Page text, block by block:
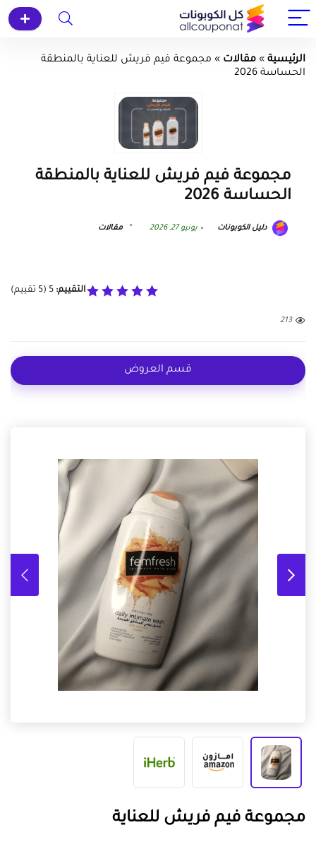
الرئيسية » مقالات » مجموعة فيم فريش للعناية بالمنطقة
الحساسة 2026
مجموعة فيم فريش للعناية بالمنطقة
الحساسة 2026
دليل الكوبونات يونيو 27, 2026 مقالات
التقييم: 5
(
5 تقييم)
213
قسم العروض
مجموعة فيم فريش للعناية